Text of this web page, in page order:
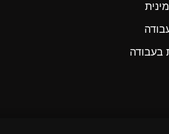
בעבודה